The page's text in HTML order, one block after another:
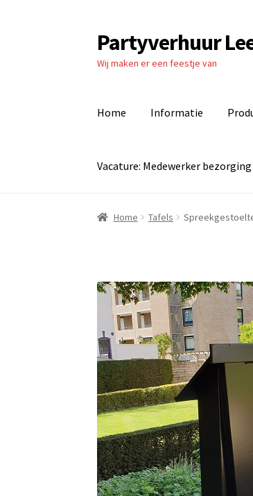
Ga
door
naar
Ga
naar
de
Partyverhuur
Wij maken er een feestje van
Home Informatie
Vacature: Medewerker
Home Algemene voorwaarden
Vacature: Parttime medewerker
Home Tafels